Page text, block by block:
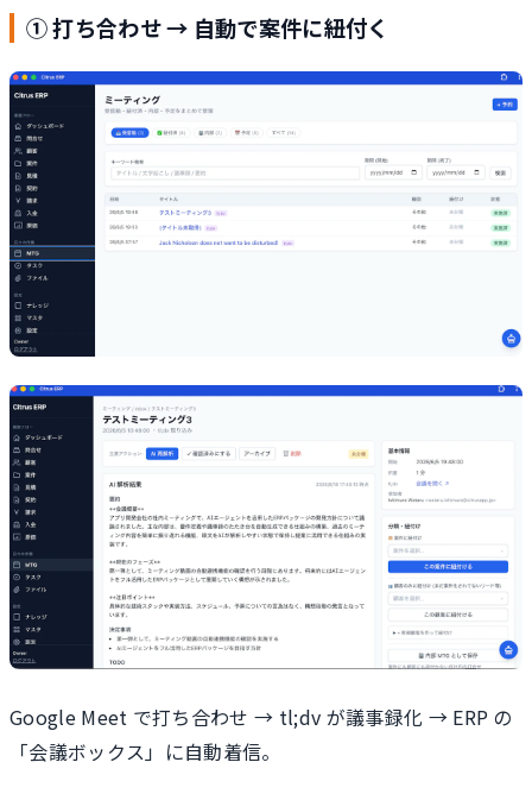
① 打ち合わせ → 自動で案件に紐付く
Google Meet で打ち合わせ → tl;dv が議事録化 → ERP の
「会議ボックス」に自動着信。